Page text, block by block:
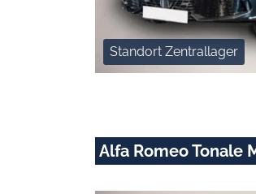
Standort Zentrallager
Alfa Romeo Tonale